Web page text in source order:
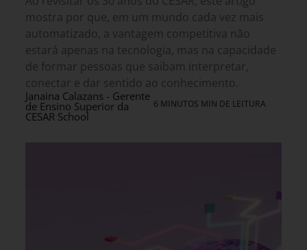
mostra por que, em um mundo cada vez mais
automatizado, a vantagem competitiva não
estará apenas na tecnologia, mas na capacidade
de formar pessoas que saibam interpretar,
conectar e dar sentido ao conhecimento.
Janaina Calazans - Gerente
de Ensino Superior da
CESAR School
6 MINUTOS MIN DE LEITURA